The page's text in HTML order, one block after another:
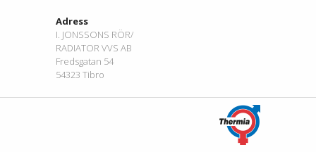
Adress
I. JONSSONS RÖR/
RADIATOR VVS AB
Fredsgatan 54
54323 Tibro